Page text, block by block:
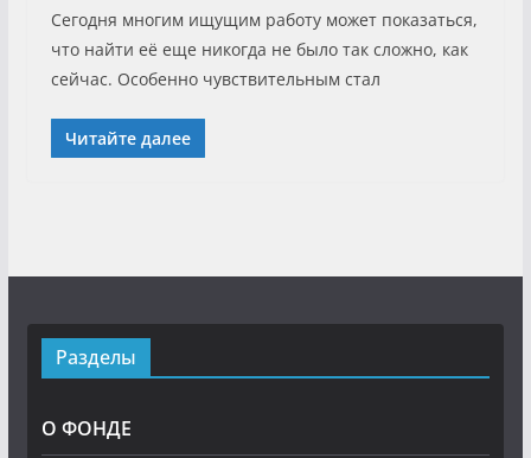
Сегодня многим ищущим работу может показаться,
что найти её еще никогда не было так сложно, как
сейчас. Особенно чувствительным стал
Читайте далее
Разделы
О ФОНДЕ